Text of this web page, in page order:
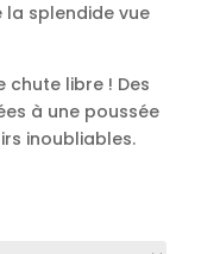
splendide vue
chute libre ! Des
à une poussée
inoubliables.